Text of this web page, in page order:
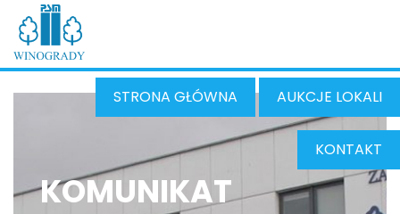
STRONA GŁÓWNA AUKCJE LOKALI
KONTAKT
KOMUNIKAT